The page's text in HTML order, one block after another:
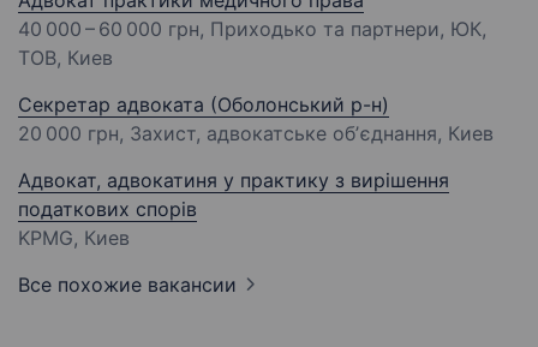
40 000 – 60 000 грн, Приходько та партнери, ЮК,
ТОВ, Киев
Секретар адвоката (Оболонський р-н)
20 000 грн, Захист, адвокатське обʼєднання, Киев
Адвокат, адвокатиня у практику з вирішення
податкових спорів
KPMG, Киев
Все похожие вакансии